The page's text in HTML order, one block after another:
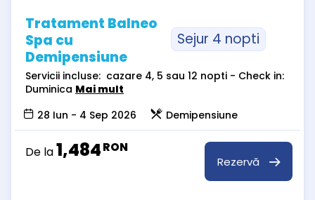
Tratament Balneo
Spa cu
Demipensiune
Sejur 4 nopti
Servicii incluse: cazare 4, 5 sau 12 nopti - Check in:
Duminica Mai mult
28 Iun - 4 Sep 2026
Demipensiune
De la1,484RON
Rezervă